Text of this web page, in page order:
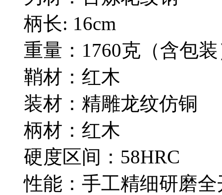
柄长: 16cm
重量：1760克（含包
鞘材：红木
装材：精雕龙纹仿铜
柄材：红木
硬度区间：58HRC
性能：手工精细研磨